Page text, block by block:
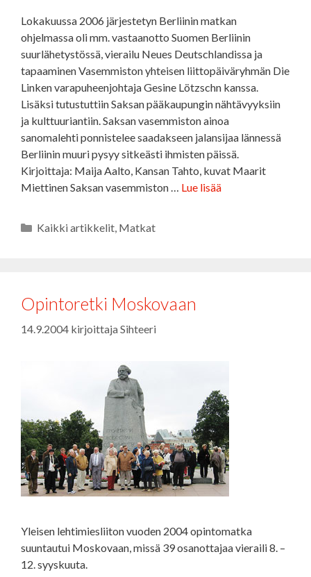
Lokakuussa 2006 järjestetyn Berliinin matkan
ohjelmassa oli mm. vastaanotto Suomen Berliinin
suurlähetystössä, vierailu Neues Deutschlandissa ja
tapaaminen Vasemmiston yhteisen liittopäiväryhmän Die
Linken varapuheenjohtaja Gesine Lötzschn kanssa.
Lisäksi tutustuttiin Saksan pääkaupungin nähtävyyksiin
ja kulttuuriantiin. Saksan vasemmiston ainoa
sanomalehti ponnistelee saadakseen jalansijaa lännessä
Berliinin muuri pysyy sitkeästi ihmisten päissä.
Kirjoittaja: Maija Aalto, Kansan Tahto, kuvat Maarit
Miettinen Saksan vasemmiston … Lue lisää
Kategoriat
Kaikki artikkelit, Matkat
Opintoretki Moskovaan
14.9.2004 kirjoittajaSihteeri
Yleisen lehtimiesliiton vuoden 2004 opintomatka
suuntautui Moskovaan, missä 39 osanottajaa vieraili 8. –
12. syyskuuta.